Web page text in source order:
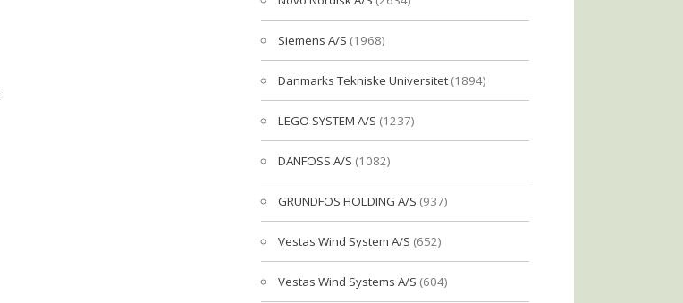
Siemens A/S (1968)
Danmarks Tekniske Universitet (1894)
LEGO SYSTEM A/S (1237)
DANFOSS A/S (1082)
GRUNDFOS HOLDING A/S (937)
Vestas Wind System A/S (652)
Vestas Wind Systems A/S (604)